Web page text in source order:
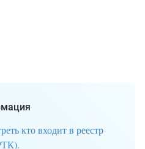
кто входит в реестр